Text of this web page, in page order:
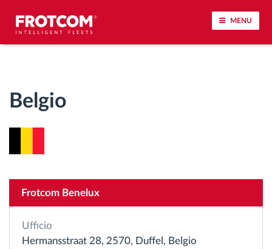
MENU
Belgio
Frotcom Benelux
Ufficio
Hermansstraat 28, 2570, Duffel, Belgio